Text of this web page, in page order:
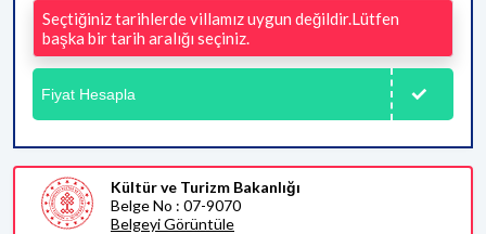
Seçtiğiniz tarihlerde villamız uygun değildir.Lütfen
başka bir tarih aralığı seçiniz.
Fiyat Hesapla
Kültür ve Turizm Bakanlığı
Belge No : 07-9070
Belgeyi Görüntüle